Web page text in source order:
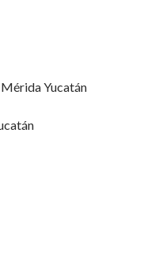
Yucatán